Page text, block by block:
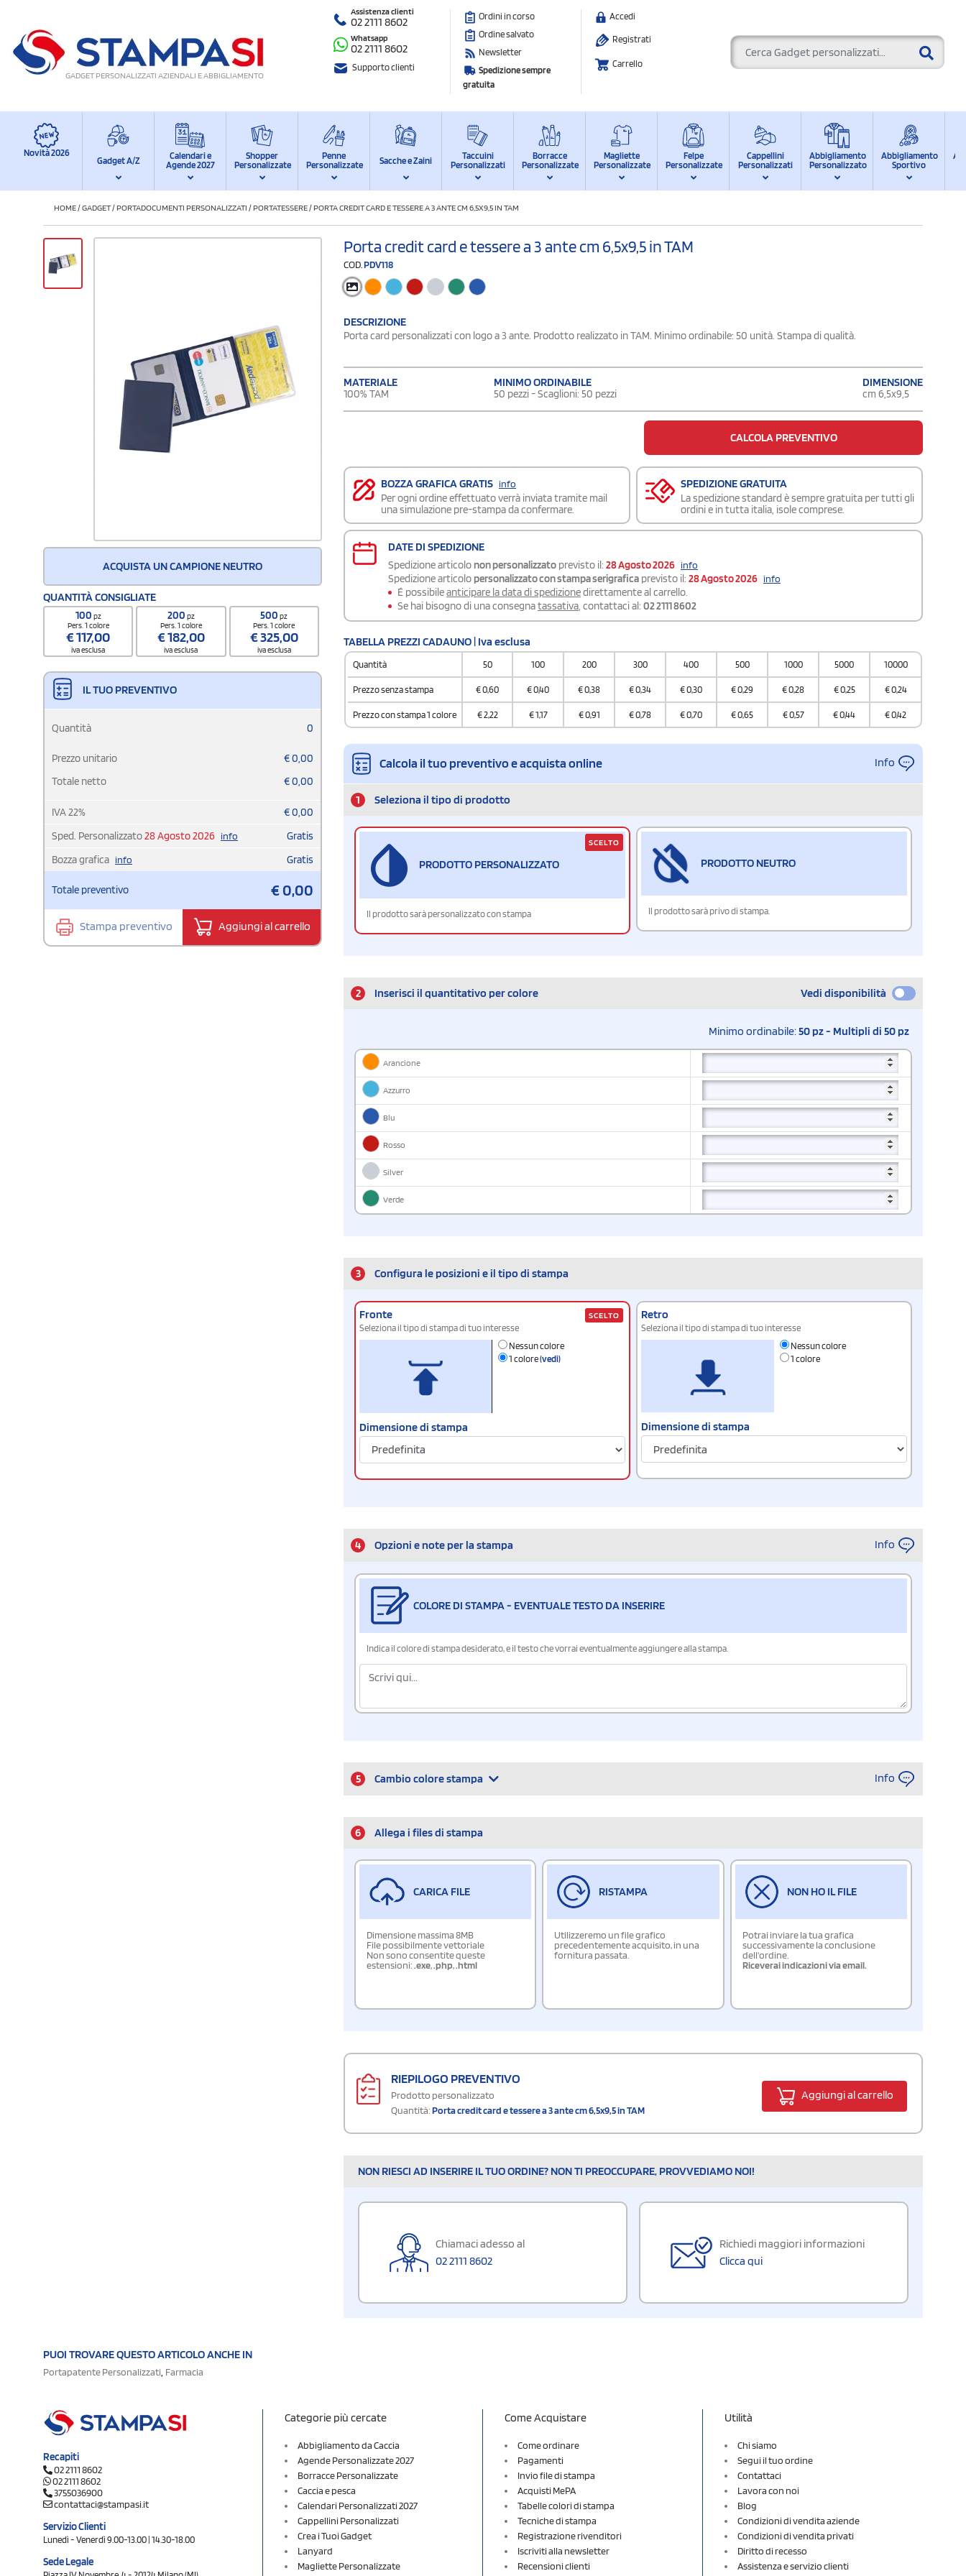
GADGET PERSONALIZZATI AZIENDALI E ABBIGLIAMENTO
Assistenza clienti
02 2111 8602
Whatsapp
02 2111 8602
Supporto clienti
Ordini in corso
Ordine salvato
Newsletter
Spedizione sempre
gratuita
Accedi
Registrati
Carrello
Novità 2026
Gadget A/Z
Calendari e
Agende 2027
Shopper
Personalizzate
Penne
Personalizzate
Sacche e Zaini
Taccuini
Personalizzati
Borracce
Personalizzate
Magliette
Personalizzate
Felpe
Personalizzate
Cappellini
Personalizzati
Abbigliamento
Personalizzato
Abbigliamento
Sportivo
HOME/GADGET/PORTADOCUMENTI PERSONALIZZATI /PORTATESSERE/PORTA CREDIT CARD E TESSERE A 3 ANTE CM 6,5X9,5 IN TAM
ACQUISTA UN CAMPIONE NEUTRO
QUANTITÀ CONSIGLIATE
100 pz
Pers. 1 colore
€117,00
iva esclusa
200 pz
Pers. 1 colore
€182,00
iva esclusa
500pz
Pers. 1 colore
€325,00
iva esclusa
IL TUO PREVENTIVO
Quantità 0
Prezzo unitario €0,00
Totale netto
€0,00
IVA22% €0,00
Sped. Personalizzato28 Agosto 2026 info
Gratis
Bozza grafica info Gratis
Totale preventivo €0,00
Stampa preventivo Aggiungi al carrello
Porta credit card e tessere a 3 ante cm 6,5x9,5 in TAM
COD. PDV118
DESCRIZIONE
Porta card personalizzati con logo a 3 ante. Prodotto realizzato in TAM. Minimo ordinabile: 50 unità. Stampa di qualità.
MATERIALE
100% TAM
MINIMO ORDINABILE
50 pezzi - Scaglioni: 50 pezzi
DIMENSIONE
cm 6,5x9,5
CALCOLA PREVENTIVO
BOZZA GRAFICA GRATIS info
Per ogni ordine effettuato verrà inviata tramite mail
una simulazione pre-stampa da confermare.
SPEDIZIONE GRATUITA
La spedizione standard è sempre gratuita per tutti gli
ordini e in tutta italia, isole comprese.
DATE DI SPEDIZIONE
Spedizione articolo non personalizzato previsto il: 28 Agosto 2026 info
Spedizione articolo personalizzato con stampa serigrafica previsto il: 28 Agosto 2026 info
É possibileanticipare la data di spedizionedirettamente al carrello.
Se hai bisogno di una consegnatassativa , contattaci al: 02 2111 8602
TABELLA PREZZI CADAUNO | Iva esclusa
Quantità 50 100 200 300 400 500 1000 5000 10000
Prezzo senza stampa €0,60 €0,40 €0,38 €0,34 €0,30 €0,29 €0,28 €0,25 €0,24
Prezzo con stampa 1 colore €2,22 €1,17 €0,91 €0,78 €0,70 €0,65 €0,57 €0,44 €0,42
Calcola il tuo preventivo e acquista online Info
1 Seleziona il tipo di prodotto
PRODOTTO PERSONALIZZATO
Il prodotto sarà personalizzato con stampa
SCELTO
PRODOTTO NEUTRO
Il prodotto sarà privo di stampa.
2 Inserisci il quantitativo per colore Vedi disponibilità
Minimo ordinabile:50 pz - Multipli di 50 pz
Arancione
Azzurro
Blu
Rosso
Silver
Verde
3 Configura le posizioni e il tipo di stampa
Fronte
Seleziona il tipo di stampa di tuo interesse
Nessun colore
1 colore(vedi)
Dimensione di stampa
SCELTO Retro
Seleziona il tipo di stampa di tuo interesse
Nessun colore
1 colore
Dimensione di stampa
4 Opzioni e note per la stampa Info
COLORE DI STAMPA - EVENTUALE TESTO DA INSERIRE
Indica il colore di stampa desiderato, e il testo che vorrai eventualmente aggiungere alla stampa.
5 Cambio colore stampa Info
6 Allega i files di stampa
CARICA FILE
Dimensione massima 8MB
File possibilmente vettoriale
Non sono consentite queste
estensioni:.exe,.php,.html
RISTAMPA
Utilizzeremo un file grafico
precedentemente acquisito, in una
fornitura passata.
NON HO IL FILE
Potrai inviare la tua grafica
successivamente la conclusione
dell'ordine.
Riceverai indicazioni via email.
RIEPILOGO PREVENTIVO
Prodotto personalizzato
Quantità:Porta credit card e tessere a 3 ante cm 6,5x9,5 in TAM
Aggiungi al carrello
NON RIESCI AD INSERIRE IL TUO ORDINE? NON TI PREOCCUPARE, PROVVEDIAMO NOI!
Chiamaci adesso al
02 2111 8602
Richiedi maggiori informazioni
Clicca qui
PUOI TROVARE QUESTO ARTICOLO ANCHE IN
Portapatente Personalizzati, Farmacia
Recapiti
02 2111 8602
02 2111 8602
3755036900
contattaci@stampasi.it
Servizio Clienti
Lunedì - Venerdì 9.00-13.00 | 14.30-18.00
Sede Legale
Categorie più cercate
Abbigliamento da Caccia
Agende Personalizzate 2027
Borracce Personalizzate
Caccia e pesca
Calendari Personalizzati 2027
Cappellini Personalizzati
Crea i Tuoi Gadget
Lanyard
Magliette Personalizzate
Come Acquistare
Come ordinare
Pagamenti
Invio file di stampa
Acquisti MePA
Tabelle colori di stampa
Tecniche di stampa
Registrazione rivenditori
Iscriviti alla newsletter
Recensioni clienti
Utilità
Chi siamo
Segui il tuo ordine
Contattaci
Lavora con noi
Blog
Condizioni di vendita aziende
Condizioni di vendita privati
Diritto di recesso
Assistenza e servizio clienti